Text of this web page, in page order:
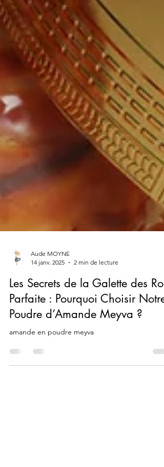
Aude MOYNE
14 janv. 2025
2 min de lecture
Les Secrets de la Galette des Rois
Parfaite : Pourquoi Choisir Notre
Poudre d’Amande Meyva ?